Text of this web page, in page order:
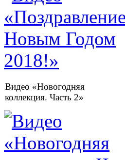
Видео «Новогодняя
коллекция. Часть 2»